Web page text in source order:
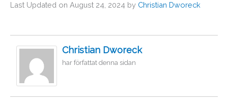
Last Updated on August 24, 2024 by Christian Dworeck
Christian Dworeck
har författat denna sidan